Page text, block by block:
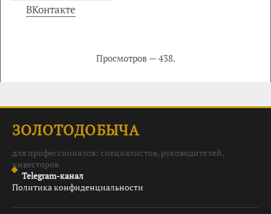
ВКонтакте
Просмотров — 438.
ЗОЛОТОДОБЫЧА
для профессионалов: специалистов, руководителей,
инвесторов
Telegram-канал
Политика конфиденциальности